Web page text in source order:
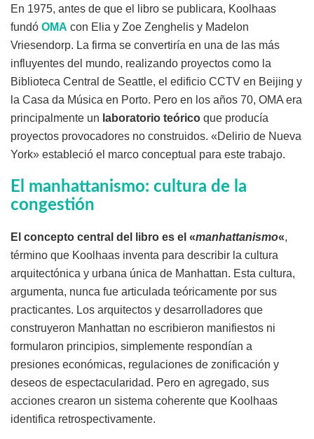
En 1975, antes de que el libro se publicara, Koolhaas
fundó OMA con Elia y Zoe Zenghelis y Madelon
Vriesendorp. La firma se convertiría en una de las más
influyentes del mundo, realizando proyectos como la
Biblioteca Central de Seattle, el edificio CCTV en Beijing y
la Casa da Música en Porto. Pero en los años 70, OMA era
principalmente un laboratorio teórico que producía
proyectos provocadores no construidos. «Delirio de Nueva
York» estableció el marco conceptual para este trabajo.
El manhattanismo: cultura de la
congestión
El concepto central del libro es el «manhattanismo«,
término que Koolhaas inventa para describir la cultura
arquitectónica y urbana única de Manhattan. Esta cultura,
argumenta, nunca fue articulada teóricamente por sus
practicantes. Los arquitectos y desarrolladores que
construyeron Manhattan no escribieron manifiestos ni
formularon principios, simplemente respondían a
presiones económicas, regulaciones de zonificación y
deseos de espectacularidad. Pero en agregado, sus
acciones crearon un sistema coherente que Koolhaas
identifica retrospectivamente.